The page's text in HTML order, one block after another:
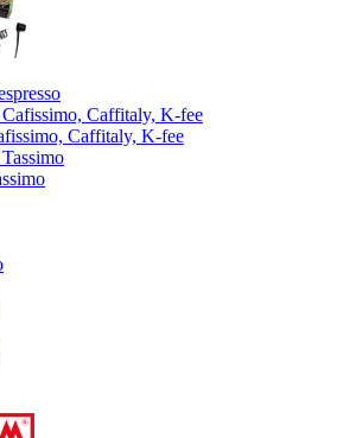
Caffitaly, K-fee